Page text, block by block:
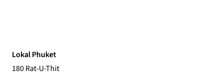
Lokal Phuket
180 Rat-U-Thit